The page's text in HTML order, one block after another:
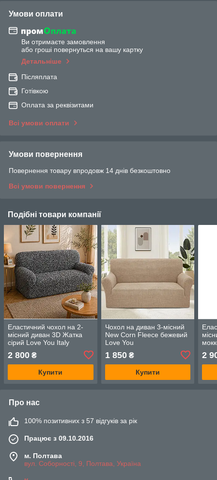
Умови оплати
Ви отримаєте замовлення
або гроші повернуться на вашу картку
Детальніше
Післяплата
Готівкою
Оплата за реквізитами
Всі умови оплати
Умови повернення
Повернення товару впродовж 14 днів безкоштовно
Всі умови повернення
Подібні товари компанії
Еластичний чохол на 2-
місний диван 3D Жатка
сірий Love You Italy
2 800 ₴
Купити
Чохол на диван 3-місний
New Corn Fleece бежевий
Love You
1 850₴
Купити
2
Про нас
100% позитивних з 57 відгуків за рік
Працює з 09.10.2016
м. Полтава
вул. Соборності, 9, Полтава, Україна